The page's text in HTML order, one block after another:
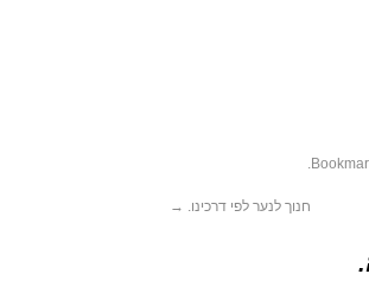
.
חנוך לנער לפי דרכינו. →